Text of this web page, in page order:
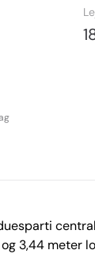
3,44 meter